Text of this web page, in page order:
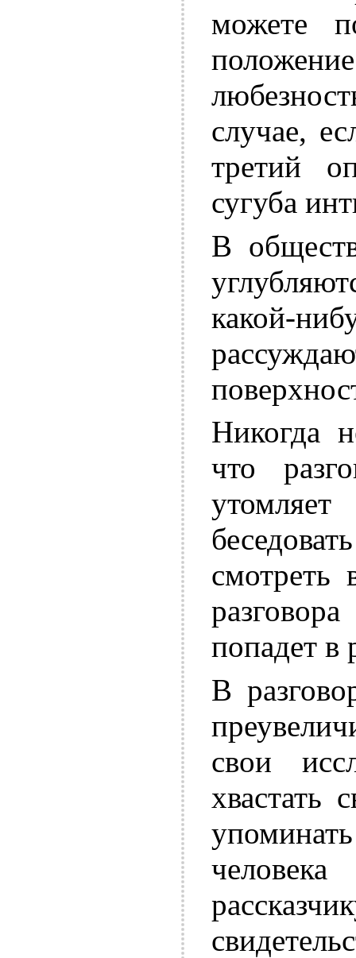
можете
случае,
третий
сугуба
В
какой-
Никогда
что
смотреть
попадет в
В
свои
хвастать